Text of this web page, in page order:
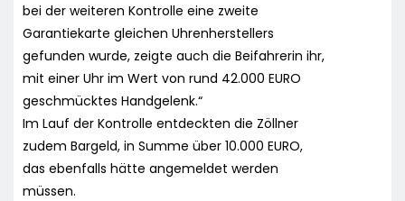
bei der weiteren Kontrolle eine zweite
Garantiekarte gleichen Uhrenherstellers
gefunden wurde, zeigte auch die Beifahrerin ihr,
mit einer Uhr im Wert von rund 42.000 EURO
geschmücktes Handgelenk.“
Im Lauf der Kontrolle entdeckten die Zöllner
zudem Bargeld, in Summe über 10.000 EURO,
das ebenfalls hätte angemeldet werden
müssen.